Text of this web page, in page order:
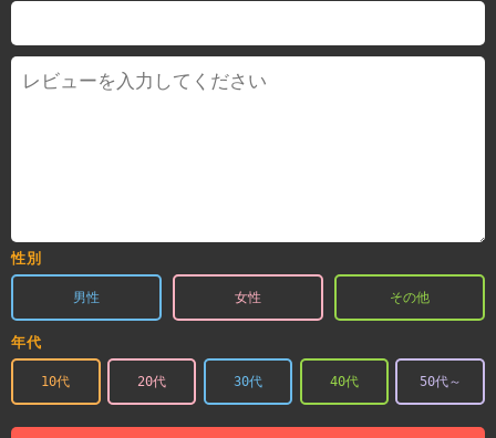
性別
男性 女性 その他
年代
10代 20代 30代 40代 50代～